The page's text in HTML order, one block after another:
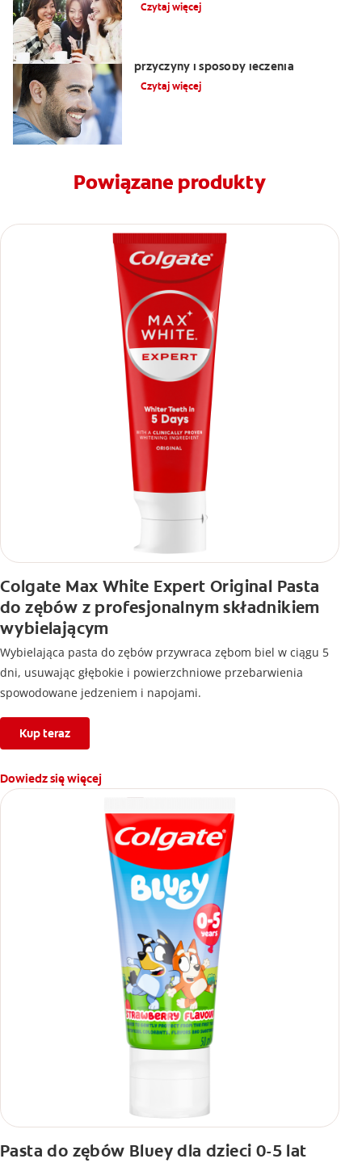
Czytaj więcej
przyczyny i sposoby leczenia
Czytaj więcej
Powiązane produkty
Colgate Max White Expert Original Pasta
do zębów z profesjonalnym składnikiem
wybielającym
Wybielająca pasta do zębów przywraca zębom biel w ciągu 5
dni, usuwając głębokie i powierzchniowe przebarwienia
spowodowane jedzeniem i napojami.
Kup teraz
Dowiedz się więcej
Pasta do zębów Bluey dla dzieci 0-5 lat